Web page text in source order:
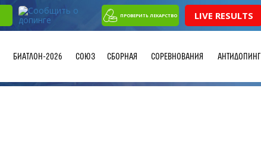
ПРОВЕРИТЬ ЛЕКАРСТВО LIVE RESULTS
БИАТЛОН-2026 СОЮЗ СБОРНАЯ СОРЕВНОВАНИЯ АНТИДОПИНГ